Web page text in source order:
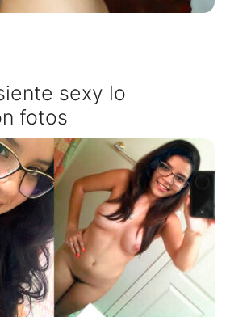
sexy lo
fotos